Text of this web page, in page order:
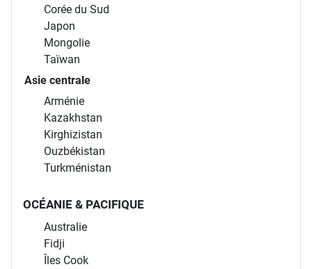
Corée du Sud
Japon
Mongolie
Taïwan
Asie centrale
Arménie
Kazakhstan
Kirghizistan
Ouzbékistan
Turkménistan
OCÉANIE & PACIFIQUE
Australie
Fidji
Îles Cook